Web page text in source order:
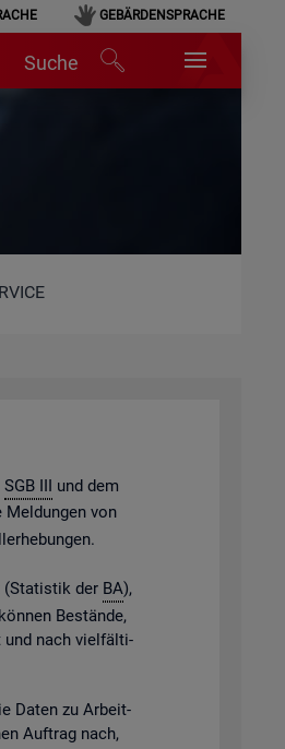
GEBÄRDENSPRACHE
Suche
SGB III und dem
Mel­dun­gen von
(Sta­tis­tik der BA),
Be­stän­de,
und nach viel­fäl­ti­
Daten zu Ar­beit­
Auf­trag nach,